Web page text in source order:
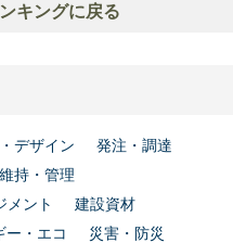
キングに戻る
デザイン
発注・調達
維持・管理
メント
建設資材
ー・エコ
災害・防災